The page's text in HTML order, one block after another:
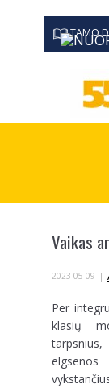
TAMO
Vaikas
2023-05-09
Per
klasių